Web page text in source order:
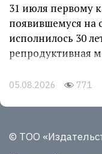
31 июля первому
появившемуся на
исполнилось 30
репродуктивная
05.08.2026 771
© ТОО